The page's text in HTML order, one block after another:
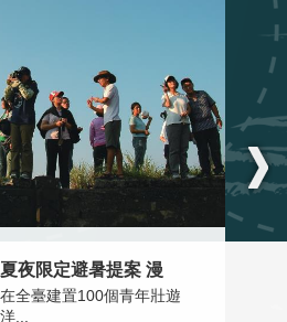
夜限定避暑提案 漫
全臺建置100個青年壯遊
...